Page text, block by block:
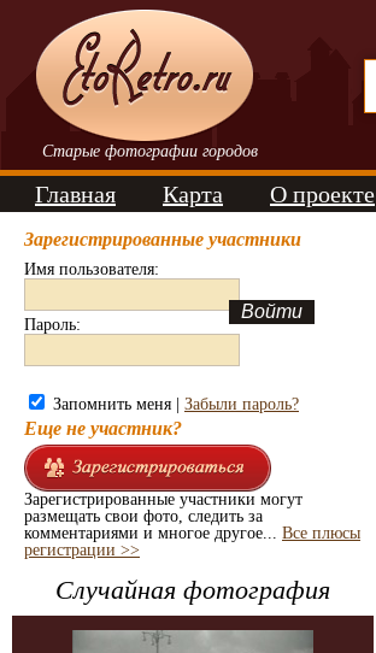
Старые фотографии городов
Главная Карта О проекте
Зарегистрированные участники
Имя пользователя:
Пароль:
Запомнить меня | Забыли пароль?
Еще не участник?
Зарегистрированные участники могут
размещать свои фото, следить за
комментариями и многое другое... Все плюсы
регистрации >>
Случайная фотография